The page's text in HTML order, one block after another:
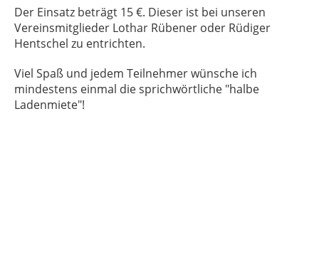
Der Einsatz beträgt 15 €. Dieser ist bei unseren
Vereinsmitglieder Lothar Rübener oder Rüdiger
Hentschel zu entrichten.
Viel Spaß und jedem Teilnehmer wünsche ich
mindestens einmal die sprichwörtliche "halbe
Ladenmiete"!